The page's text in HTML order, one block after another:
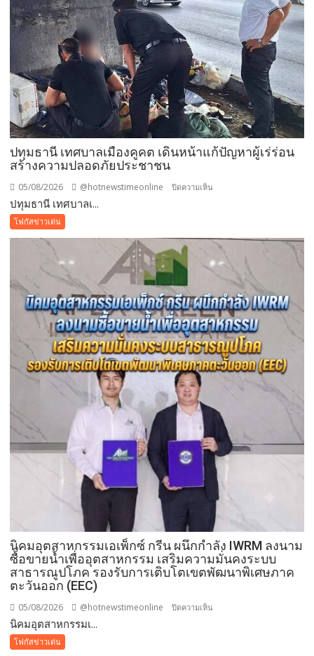
แม่
เข้า
ฟรี
สวน
นงนุช
พัทยา
มอบ
ของ
ขวัญ
วัน
ว่า
รัก
พา
แม่
เที่ยว
ปทุมธานี เทศบาลเมืองคูคต เดินหน้าแก้ปัญหาผู้เร่ร่อน
สร้างความปลอดภัยประชาชน
05/08/2026 @hotnewstimeonline ปิดความเห็น
คูคต
เดิน
แก้
ปัญหา
ผู้
เร่ร่อน
สร้าง
ความ
ปทุมธานี เทศบาลเ...
โฟกัสข่าวเด่น
นิคมอุตสาหกรรมเอเพ็กซ์ กรีน ผนึกกำลัง IWRM ลงนาม
ซื้อขายน้ำเพื่ออุตสาหกรรม เสริมความมั่นคงระบบ
สาธารณูปโภค รองรับการเติบโตเขตพัฒนาพิเศษภาค
ตะวันออก (EEC)
05/08/2026 @hotnewstimeonline ปิดความเห็น
​นิคมอุตสาหกรรมเ...
โฟกัสข่าวเด่น